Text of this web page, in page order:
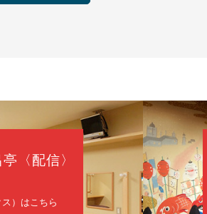
〈配信〉
）はこちら